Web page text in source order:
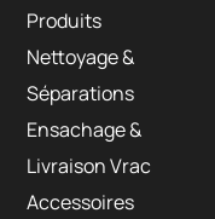
Produits
Nettoyage &
Séparations
Ensachage &
Livraison Vrac
Accessoires